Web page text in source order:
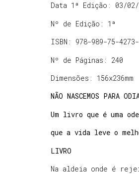
Data 1ª Edição: 03/02/
Nº de Edição: 1ª
ISBN: 978-989-75-
Nº de Páginas: 240
Dimensões: 156x236mm
NÃO NASCEMOS PARA
Um livro que é uma
que a vida leve o
LIVRO
Na aldeia onde é